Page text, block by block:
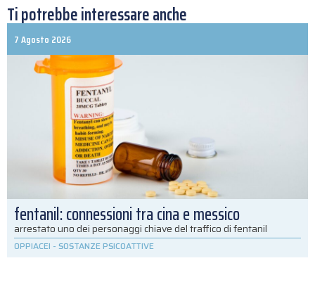
Ti potrebbe interessare anche
7 Agosto 2026
fentanil: connessioni tra cina e messico
arrestato uno dei personaggi chiave del traffico di fentanil
OPPIACEI - SOSTANZE PSICOATTIVE